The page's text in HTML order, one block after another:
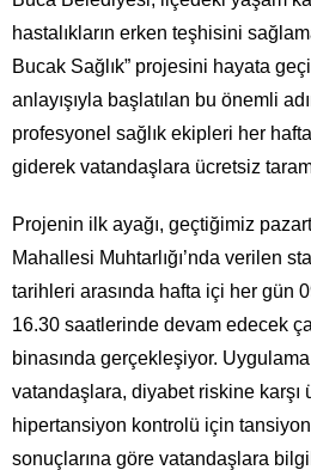
hastalıkların erken teşhisini
Bucak Sağlık” projesini hayata
anlayışıyla başlatılan bu önemli
profesyonel sağlık ekipleri her
giderek vatandaşlara ücretsiz
Projenin ilk ayağı, geçtiğimiz
Mahallesi Muhtarlığı’nda verilen
tarihleri arasında hafta içi her gün
16.30 saatlerinde devam edecek
binasında gerçekleşiyor.
vatandaşlara, diyabet riskine karşı
hipertansiyon kontrolü için
sonuçlarına göre vatandaşlara